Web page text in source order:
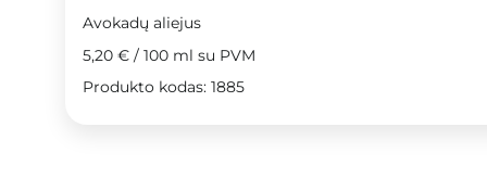
Avokadų aliejus
5,20 € / 100 ml su PVM
Produkto kodas: 1885